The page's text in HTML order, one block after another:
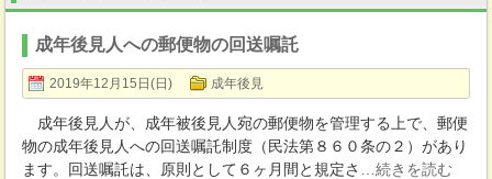
成年後見人への郵便物の回送嘱託
2019年12月15日(日) 成年後見
成年後見人が、成年被後見人宛の郵便物を管理する上で、郵便
物の成年後見人への回送嘱託制度（民法第８６０条の２）があり
ます。回送嘱託は、原則として６ヶ月間と規定さ
…続きを読む